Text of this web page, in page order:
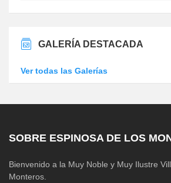
GALERÍA DESTACADA
Ver todas las Galerías
SOBRE ESPINOSA DE LOS
Bienvenido a la Muy Noble y Muy Ilustre
Monteros.